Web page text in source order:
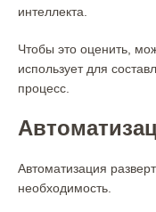
интеллекта.
Чтобы это оценить,
использует для
процесс.
Автоматизация
необходимость.